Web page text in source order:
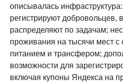
описывалась
регистрируют добровольцев,
распределяют по задачам;
проживания на тысячи мест с
питанием и трансфером;
возможности для
включая купоны Яндекса на